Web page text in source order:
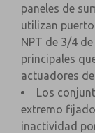
paneles de
utilizan
NPT de 3/4
principales
actuadores
Los
extremo
inactividad